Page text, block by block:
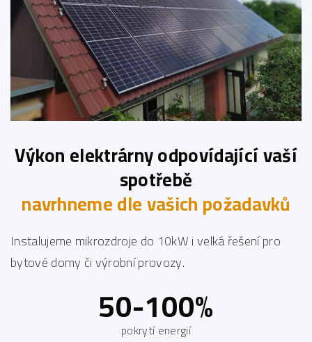
Výkon elektrárny odpovídající vaší
spotřebě
navrhneme dle vašich požadavků
Instalujeme mikrozdroje do 10kW i velká řešení pro
bytové domy či výrobní provozy.
50-100%
pokrytí energií